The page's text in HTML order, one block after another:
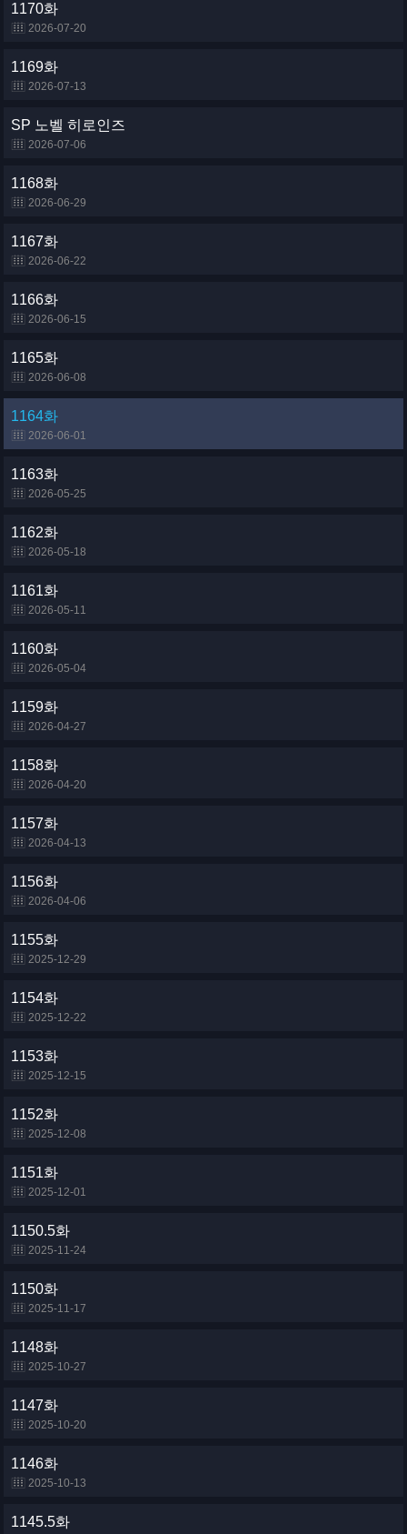
1170화
2026-07-20
1169화
2026-07-13
SP 노벨 히로인즈
2026-07-06
1168화
2026-06-29
1167화
2026-06-22
1166화
2026-06-15
1165화
2026-06-08
1164화
2026-06-01
1163화
2026-05-25
1162화
2026-05-18
1161화
2026-05-11
1160화
2026-05-04
1159화
2026-04-27
1158화
2026-04-20
1157화
2026-04-13
1156화
2026-04-06
1155화
2025-12-29
1154화
2025-12-22
1153화
2025-12-15
1152화
2025-12-08
1151화
2025-12-01
1150.5화
2025-11-24
1150화
2025-11-17
1148화
2025-10-27
1147화
2025-10-20
1146화
2025-10-13
1145.5화